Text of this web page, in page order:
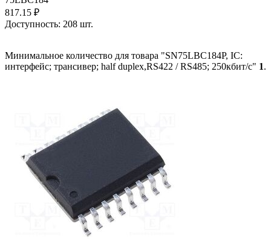
817.15 ₽
Доступность: 208 шт.
Минимальное количество для товара "SN75LBC184P, IC:
интерфейс; трансивер; half duplex,RS422 / RS485; 250кбит/с" 1.